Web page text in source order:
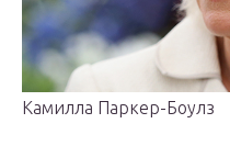
Камилла Паркер-Боулз